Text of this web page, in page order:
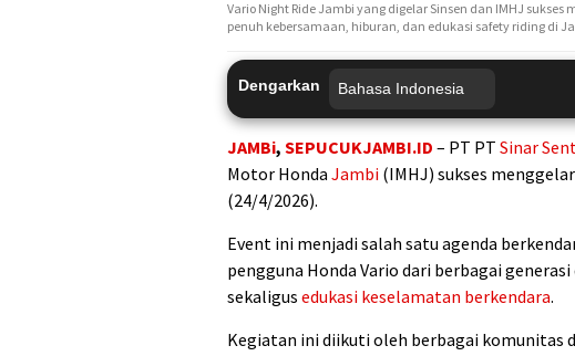
Vario Night Ride Jambi yang digelar Sinsen dan IMHJ
penuh kebersamaan, hiburan, dan edukasi safety riding di
Dengarkan
JAMBi, SEPUCUKJAMBI.ID – PT PT Sinar
Motor Honda Jambi (IMHJ) sukses
(24/4/2026).
Event ini menjadi salah satu agenda
pengguna Honda Vario dari berbagai
sekaligus edukasi keselamatan berkendara.
Kegiatan ini diikuti oleh berbagai komunitas